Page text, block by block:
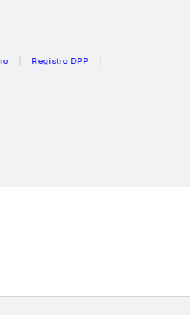
Registro DPP